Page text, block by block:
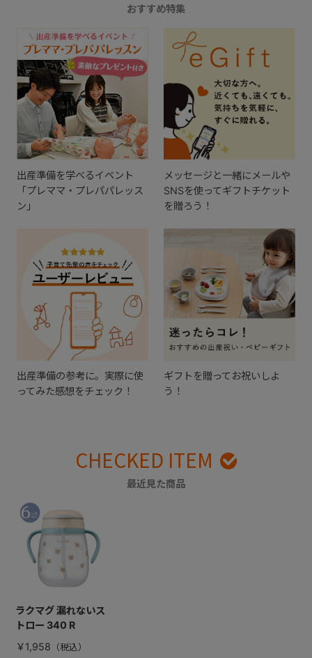
おすすめ特集
出産準備を学べるイベント
「プレママ・プレパパレッス
ン」
メッセージと一緒にメールや
SNSを使ってギフトチケット
を贈ろう！
出産準備の参考に。実際に使
ってみた感想をチェック！
ギフトを贈ってお祝いしよ
う！
CHECKED ITEM
最近見た商品
ラクマグ 漏れないス
トロー 340 R
￥1,958